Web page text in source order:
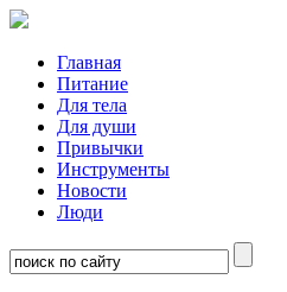
Главная
Питание
Для тела
Для души
Привычки
Инструменты
Новости
Люди